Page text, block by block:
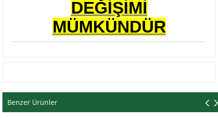
DEĞİŞİMİ
MÜMKÜNDÜR
Benzer Ürünler